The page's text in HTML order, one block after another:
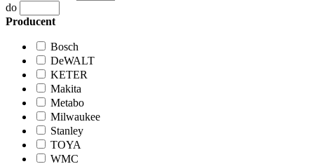
do
Producent
Bosch
DeWALT
KETER
Makita
Metabo
Milwaukee
Stanley
TOYA
WMC